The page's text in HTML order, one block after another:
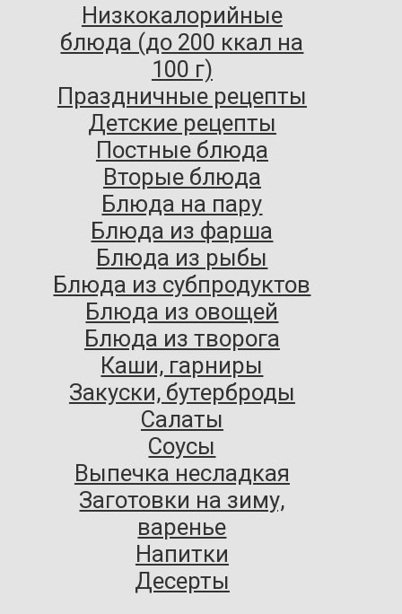
Низкокалорийные
блюда (до 200 ккал на
100 г)
Праздничные рецепты
Детские рецепты
Постные блюда
Вторые блюда
Блюда на пару
Блюда из фарша
Блюда из рыбы
Блюда из субпродуктов
Блюда из овощей
Блюда из творога
Каши, гарниры
Закуски, бутерброды
Салаты
Соусы
Выпечка несладкая
Заготовки на зиму,
варенье
Напитки
Десерты